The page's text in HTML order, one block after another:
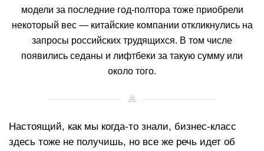
модели за последние год-полтора тоже приобрели
некоторый вес — китайские компании откликнулись на
запросы российских трудящихся. В том числе
появились седаны и лифтбеки за такую сумму или
около того.
Настоящий, как мы когда-то знали, бизнес-класс
здесь тоже не получишь, но все же речь идет об